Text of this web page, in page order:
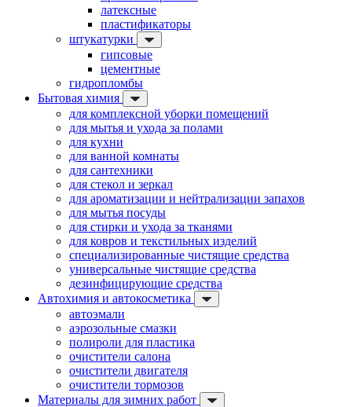
латексные
пластификаторы
штукатурки
гипсовые
цементные
гидропломбы
Бытовая химия
для комплексной уборки помещений
для мытья и ухода за полами
для кухни
для ванной комнаты
для сантехники
для стекол и зеркал
для ароматизации и нейтрализации запахов
для мытья посуды
для стирки и ухода за тканями
для ковров и текстильных изделий
специализированные чистящие средства
универсальные чистящие средства
дезинфицирующие средства
Автохимия и автокосметика
автоэмали
аэрозольные смазки
полироли для пластика
очистители салона
очистители двигателя
очистители тормозов
Материалы для зимних работ